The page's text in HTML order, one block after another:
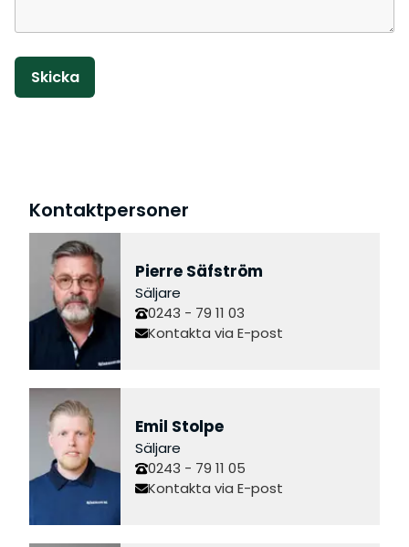
Lämna detta fält tomt.
Kontaktpersoner
Pierre Säfström
Säljare
0243 - 79 11 03
Kontakta via E-post
Emil Stolpe
Säljare
0243 - 79 11 05
Kontakta via E-post